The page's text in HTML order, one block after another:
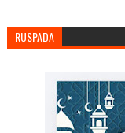
RUSPADA